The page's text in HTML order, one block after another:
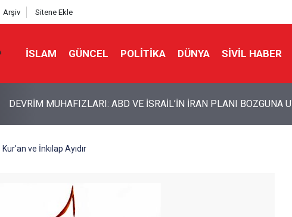
Arşiv Sitene Ekle
İSLAM GÜNCEL POLITIKA DÜNYA SIVIL HABER
ABD ordusunda İran çatlağı: Komutanlar çıkış arıyor
ve İnkılap Ayıdır